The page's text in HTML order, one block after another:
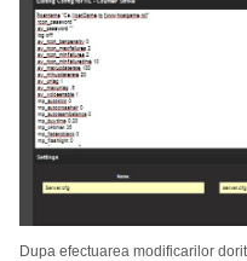
Dupa efectuarea modificarilor